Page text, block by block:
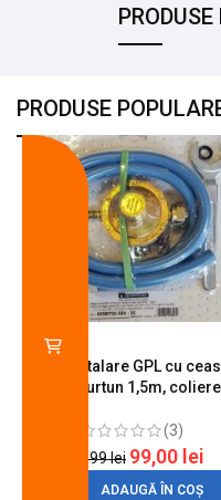
PRODUSE
Kit instalare GPL cu ceas
butelie, furtun 1,5m,
(3)
120,99lei 99,00 lei
ADAUGĂ ÎN COȘ